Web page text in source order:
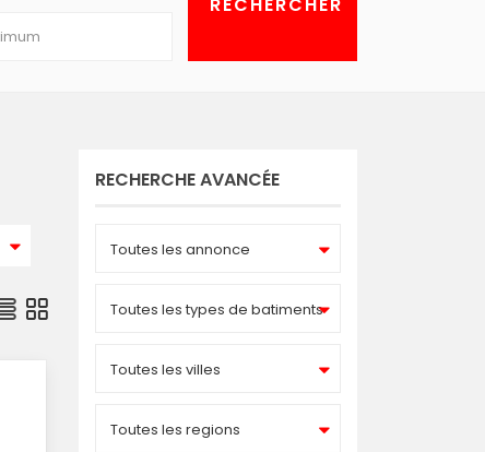
RECHERCHE AVANCÉE
Toutes les annonce
Toutes les types de batiments
Toutes les villes
Toutes les regions